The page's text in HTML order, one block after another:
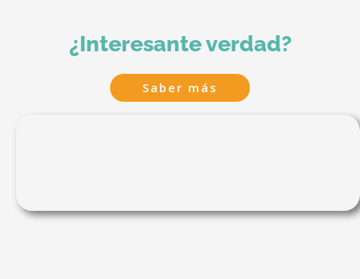
¿Interesante verdad?
Saber más